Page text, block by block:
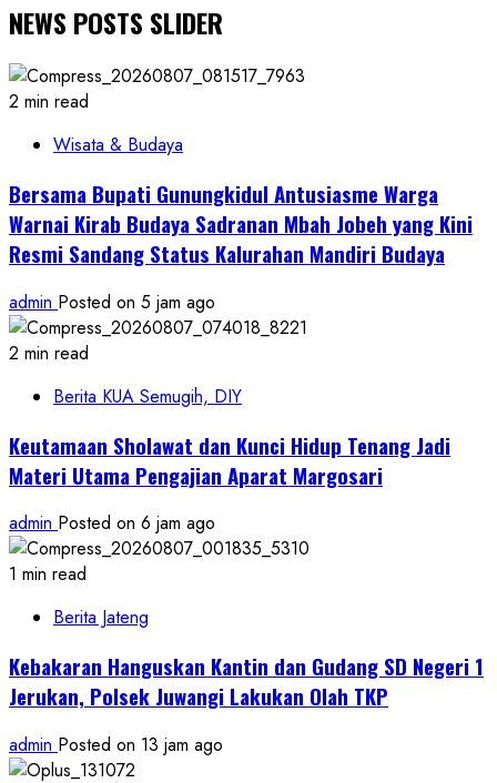
NEWS POSTS SLIDER
2 min read
Wisata & Budaya
Bersama Bupati Gunungkidul Antusiasme Warga
Warnai Kirab Budaya Sadranan Mbah Jobeh yang Kini
Resmi Sandang Status Kalurahan Mandiri Budaya
admin Posted on 5 jam ago
2 min read
Berita KUA Semugih, DIY
Keutamaan Sholawat dan Kunci Hidup Tenang Jadi
Materi Utama Pengajian Aparat Margosari
admin Posted on 6 jam ago
1 min read
Berita Jateng
Kebakaran Hanguskan Kantin dan Gudang SD Negeri 1
Jerukan, Polsek Juwangi Lakukan Olah TKP
admin Posted on 13 jam ago